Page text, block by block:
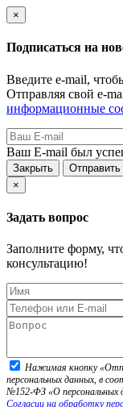
×
Подписаться на
Введите e-mail,
Отправляя свой e-
информационные
Ваш E-mail был
Закрыть
Отправить
×
Задать вопрос
Заполните форму,
консультацию!
Нажимая кнопку
персональных данных, в
№152-ФЗ «О персональных
Согласии на обработку